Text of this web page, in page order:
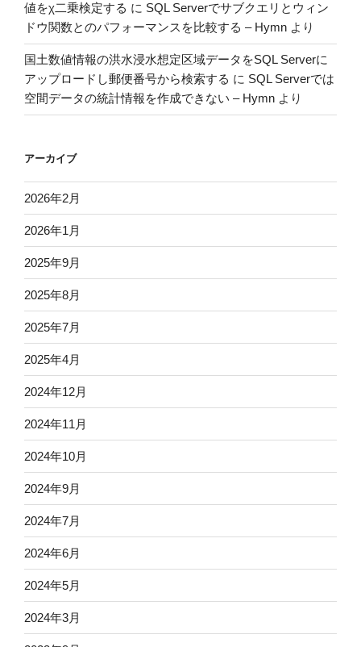
値をχ二乗検定する に SQL Serverでサブクエリとウィン
ドウ関数とのパフォーマンスを比較する – Hymn より
国土数値情報の洪水浸水想定区域データをSQL Serverに
アップロードし郵便番号から検索する に SQL Serverでは
空間データの統計情報を作成できない – Hymn より
アーカイブ
2026年2月
2026年1月
2025年9月
2025年8月
2025年7月
2025年4月
2024年12月
2024年11月
2024年10月
2024年9月
2024年7月
2024年6月
2024年5月
2024年3月